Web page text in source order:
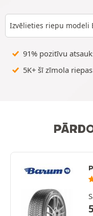
Izvēlieties riepu modeli
91% pozitīvu
5K+ šī zīmola